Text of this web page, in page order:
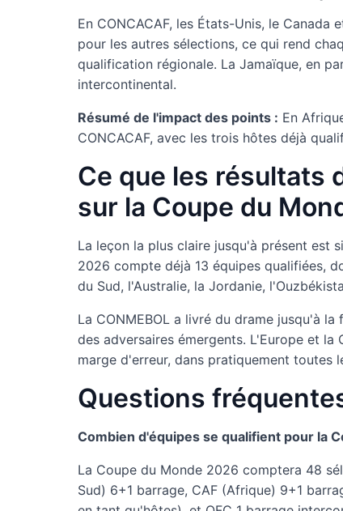
En CONCACAF, les États-Unis, le
pour les autres sélections, ce qui rend
qualification régionale. La Jamaïque, en
intercontinental.
Résumé de l'impact des points : En
CONCACAF, avec les trois hôtes déjà
Ce que les résultats
sur la Coupe du
La leçon la plus claire jusqu'à présent est
2026 compte déjà 13 équipes qualifiées,
du Sud, l'Australie, la Jordanie,
La CONMEBOL a livré du drame jusqu'à
des adversaires émergents. L'Europe et
marge d'erreur, dans pratiquement toutes
Questions
Combien d'équipes se qualifient pour la
La Coupe du Monde 2026 comptera 48
Sud) 6+1 barrage, CAF (Afrique) 9+1